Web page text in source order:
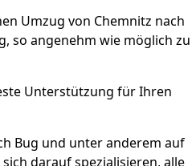
Umzug von Chemnitz nach
so angenehm wie möglich zu
Unterstützung für Ihren
Bug und unter anderem auf
darauf spezialisieren, alle